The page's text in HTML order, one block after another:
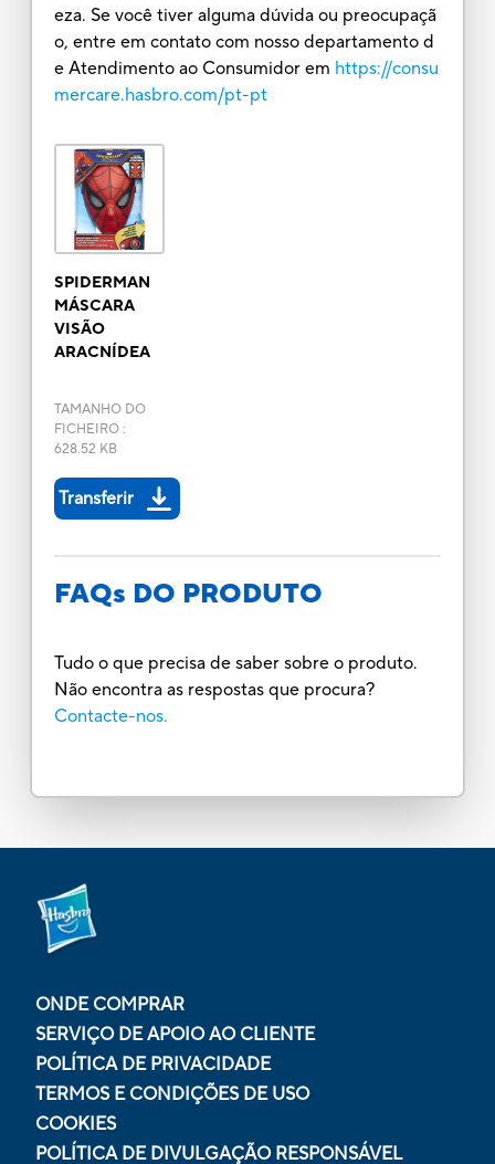
eza. Se você tiver alguma dúvida ou preocupaçã
o, entre em contato com nosso departamento d
e Atendimento ao Consumidor em https://consu
mercare.hasbro.com/pt-pt
SPIDERMAN
MÁSCARA
VISÃO
ARACNÍDEA
TAMANHO DO
FICHEIRO:
628.52 KB
Transferir
FAQs DO PRODUTO
Tudo o que precisa de saber sobre o produto.
Não encontra as respostas que procura?
Contacte-nos.
ONDE COMPRAR
SERVIÇO DE APOIO AO CLIENTE
POLÍTICA DE PRIVACIDADE
TERMOS E CONDIÇÕES DE USO
COOKIES
POLÍTICA DE DIVULGAÇÃO RESPONSÁVEL